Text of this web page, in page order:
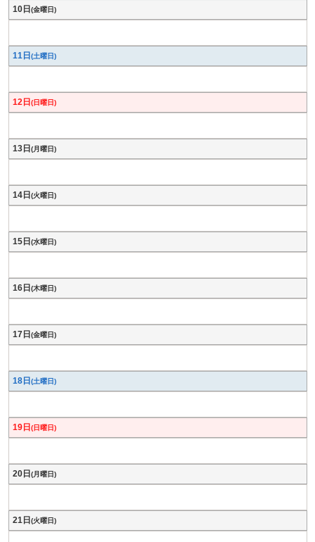
10日 (金曜日)
11日 (土曜日)
12日 (日曜日)
13日 (月曜日)
14日 (火曜日)
15日 (水曜日)
16日 (木曜日)
17日 (金曜日)
18日 (土曜日)
19日 (日曜日)
20日 (月曜日)
21日 (火曜日)